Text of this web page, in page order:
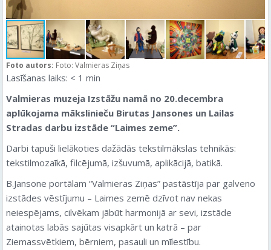
Foto autors: Foto: Valmieras Ziņas
Lasīšanas laiks: < 1 min
Valmieras muzeja Izstāžu namā no 20.decembra
aplūkojama mākslinieču Birutas Jansones un Lailas
Stradas darbu izstāde “Laimes zeme”.
Darbi tapuši lielākoties dažādās tekstilmākslas tehnikās:
tekstilmozaīkā, filcējumā, izšuvumā, aplikācijā, batikā.
B.Jansone portālam “Valmieras Ziņas” pastāstīja par galveno
izstādes vēstījumu – Laimes zemē dzīvot nav nekas
neiespējams, cilvēkam jābūt harmonijā ar sevi, izstāde
atainotas labās sajūtas visapkārt un katrā – par
Ziemassvētkiem, bērniem, pasauli un mīlestību.